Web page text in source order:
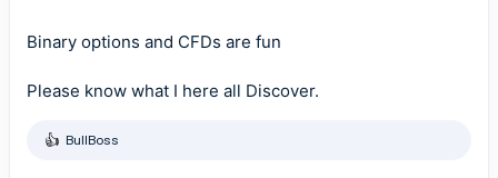
Binary options and CFDs are fun
Please know what I here all Discover.
R
BullBoss